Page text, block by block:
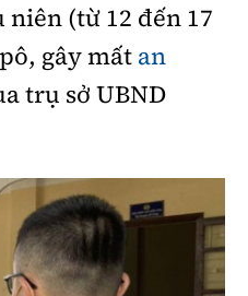
Công nghệ
Công nghệ mới
(từ 12 đến 17
gây mấtan
trụ sở UBND